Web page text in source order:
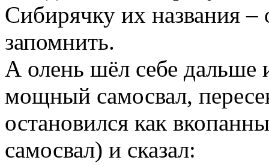
Сибирячку их названия
запомнить.
А олень шёл себе дальше
мощный самосвал,
остановился как
самосвал) и сказал: